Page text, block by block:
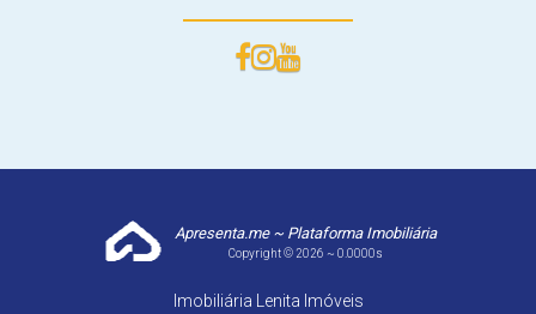
Apresenta.me ~ Plataforma Imobiliária
Copyright © 2026 ~ 0.0000s
Imobiliária Lenita Imóveis